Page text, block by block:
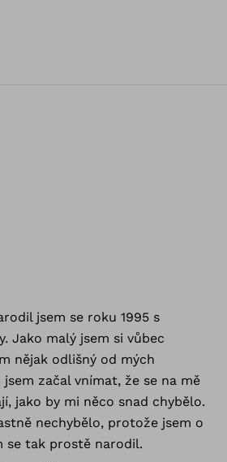
jsem se roku 1995 s
Jako malý jsem si vůbec
nějak odlišný od mých
začal vnímat, že se na mě
jako by mi něco snad chybělo.
nechybělo, protože jsem o
se tak prostě narodil.